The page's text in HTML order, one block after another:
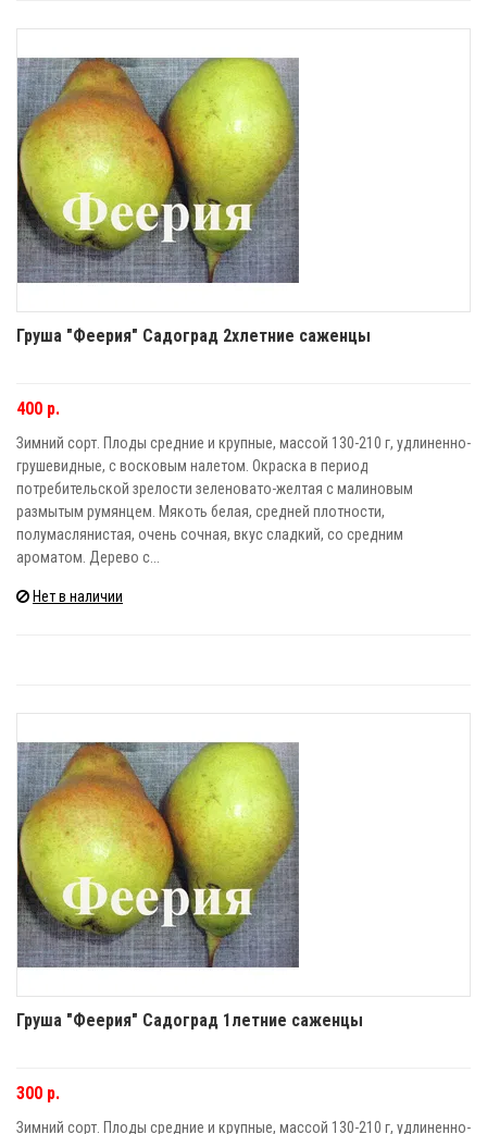
Груша "Феерия" Садоград 2хлетние саженцы
400 р.
Зимний сорт. Плоды средние и крупные, массой 130-210 г, удлиненно-
грушевидные, с восковым налетом. Окраска в период
потребительской зрелости зеленовато-желтая с малиновым
размытым румянцем. Мякоть белая, средней плотности,
полумаслянистая, очень сочная, вкус сладкий, со средним
ароматом. Дерево с...
Нет в наличии
Груша "Феерия" Садоград 1летние саженцы
300 р.
Зимний сорт. Плоды средние и крупные, массой 130-210 г, удлиненно-